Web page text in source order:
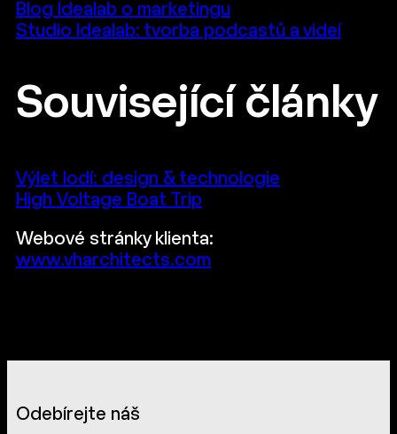
Blog Idealab o marketingu
Studio Idealab: tvorba podcastů a videí
Související články
Výlet lodí: design & technologie
High Voltage Boat Trip
Webové stránky klienta:
www.vharchitects.com
Odebírejte náš